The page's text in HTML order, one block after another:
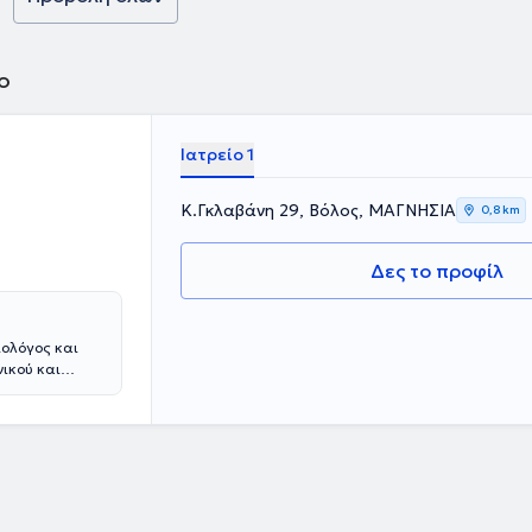
άδεια
και
και
Ιατρείο 1
Κ.Γκλαβάνη 29, Βόλος, ΜΑΓΝΗΣΙΑ 0,8 km
Δες το προφίλ